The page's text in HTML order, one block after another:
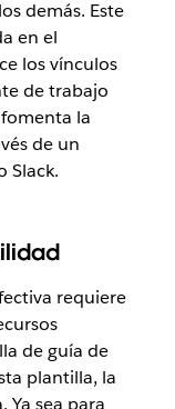
demás. Este
en el
los vínculos
de trabajo
la
de un
Slack.
requiere
de guía de
plantilla, la
Ya sea para